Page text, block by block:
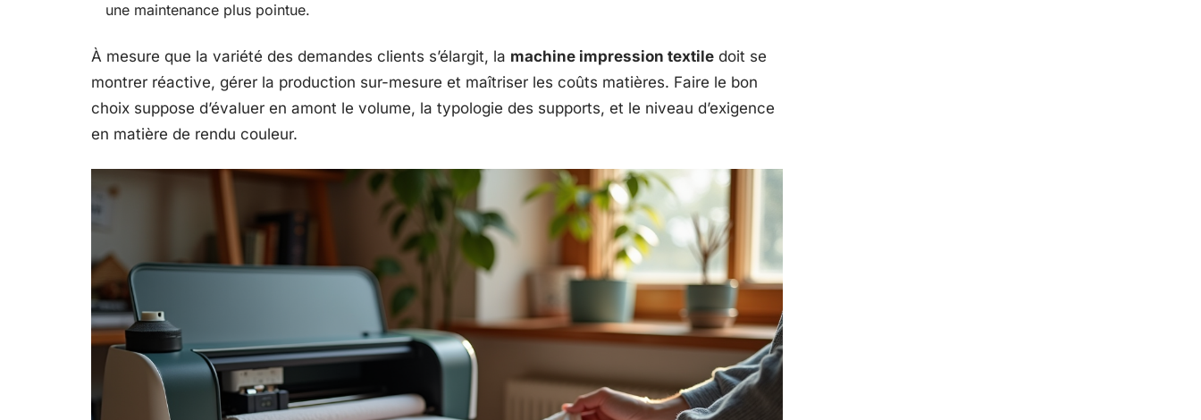
une maintenance plus pointue.
À mesure que la variété des demandes clients s’élargit, la machine impression textile doit se
montrer réactive, gérer la production sur-mesure et maîtriser les coûts matières. Faire le bon
choix suppose d’évaluer en amont le volume, la typologie des supports, et le niveau d’exigence
en matière de rendu couleur.